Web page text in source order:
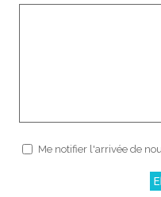
Me notifier l'arrivée de